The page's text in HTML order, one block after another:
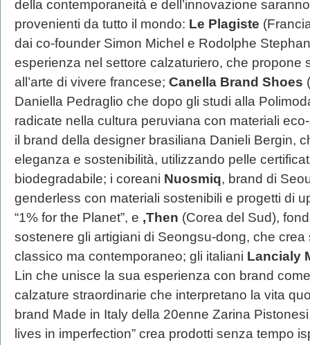
della contemporaneità e dell’innovazione
provenienti da tutto il mondo: Le Plagiste
dai co-founder Simon Michel e Rodolphe
esperienza nel settore calzaturiero, che propone
all’arte di vivere francese; Canella Brand Shoes
Daniella Pedraglio che dopo gli studi alla
radicate nella cultura peruviana con materiali
il brand della designer brasiliana Danieli Bergin,
eleganza e sostenibilità, utilizzando pelle
biodegradabile; i coreani Nuosmiq, brand di
genderless con materiali sostenibili e progetti di
“1% for the Planet”, e ,Then (Corea del Sud),
sostenere gli artigiani di Seongsu-dong, che
classico ma contemporaneo; gli italiani Lancialy
Lin che unisce la sua esperienza con brand
calzature straordinarie che interpretano la vita
brand Made in Italy della 20enne Zarina
lives in imperfection” crea prodotti senza tempo